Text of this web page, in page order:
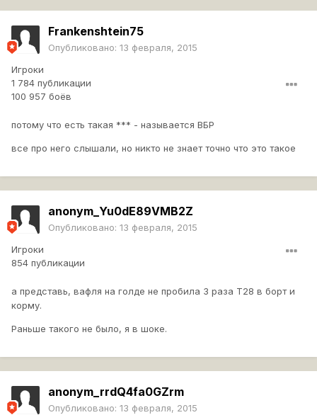
Frankenshtein75
Опубликовано: 13 февраля, 2015
Игроки
1 784 публикации
100 957 боёв
потому что есть такая *** - называется ВБР
все про него слышали, но никто не знает точно что это такое
anonym_Yu0dE89VMB2Z
Опубликовано: 13 февраля, 2015
Игроки
854 публикации
а представь, вафля на голде не пробила 3 раза Т28 в борт и
корму.
Раньше такого не было, я в шоке.
anonym_rrdQ4fa0GZrm
Опубликовано: 13 февраля, 2015